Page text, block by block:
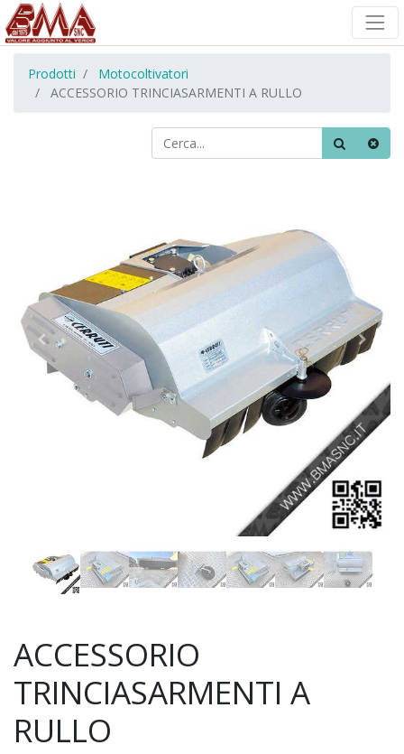
Prodotti
Motocoltivatori
ACCESSORIO TRINCIASARMENTI A RULLO
ACCESSORIO
TRINCIASARMENTI A
RULLO